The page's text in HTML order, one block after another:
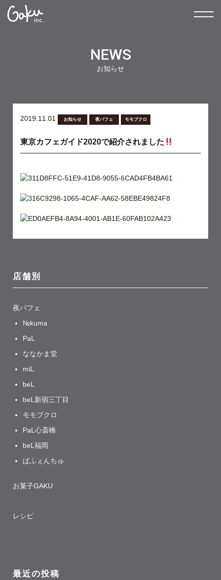
NEWS
お知らせ
2019.11.01 お知らせ 夜パフェ モモブクロ
東京カフェガイド2020で紹介されました
店舗別
夜パフェ
№kuma
PaL
ななかま堂
miL
beL
beL新宿三丁目
モモブクロ
PaL心斎橋
beL福岡
ぱふぇんちゅ
お菓子GAKU
レシピ
最近の投稿